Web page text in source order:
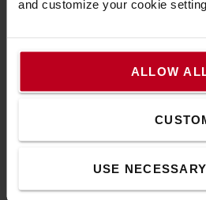
and customize your cookie
ALLOW
USE
chaleur
ou
intégré